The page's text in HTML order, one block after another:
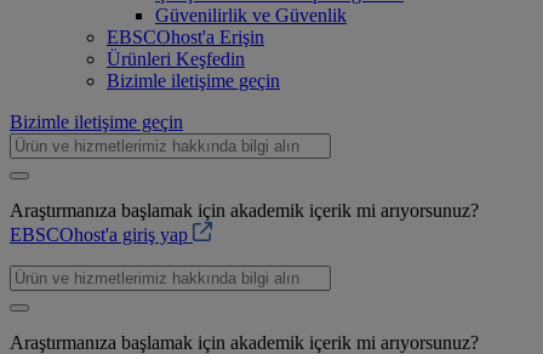
Güvenilirlik ve Güvenlik
EBSCOhost'a Erişin
Ürünleri Keşfedin
Bizimle iletişime geçin
Bizimle iletişime geçin
Araştırmanıza başlamak için akademik içerik mi arıyorsunuz?
EBSCOhost'a giriş yap
Araştırmanıza başlamak için akademik içerik mi arıyorsunuz?